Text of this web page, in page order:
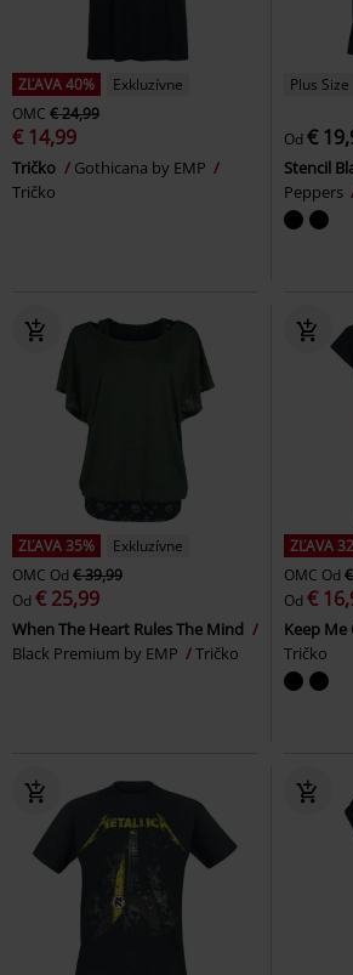
ZĽAVA 40%
Exkluzívne
OMC € 24,99
€ 14,99
Tričko
Gothicana by EMP
Tričko
Plus Size
Od €
Stencil
Peppers
ZĽAVA 35%
Exkluzívne
OMC Od € 39,99
Od € 25,99
When The Heart Rules The Mind
Black Premium by EMP
Tričko
ZĽAVA
OMC Od
Od €
Keep Me
Tričko